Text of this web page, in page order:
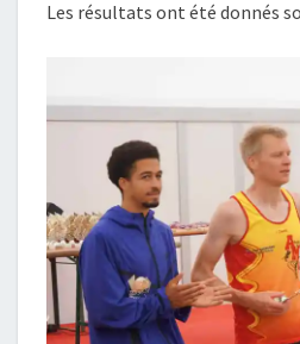
Les résultats ont été donnés